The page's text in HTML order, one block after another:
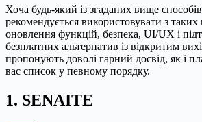
Хоча будь-який із згаданих вище
рекомендується використовувати з
оновлення функцій, безпека, UI/UX і
безплатних альтернатив із відкритим
пропонують доволі гарний досвід, як і
вас список у певному порядку.
1. SENAITE